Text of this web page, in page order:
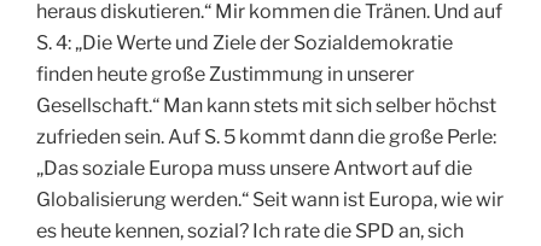
heraus diskutieren.“ Mir kommen die Tränen. Und auf
S. 4: „Die Werte und Ziele der Sozialdemokratie
finden heute große Zustimmung in unserer
Gesellschaft.“ Man kann stets mit sich selber höchst
zufrieden sein. Auf S. 5 kommt dann die große Perle:
„Das soziale Europa muss unsere Antwort auf die
Globalisierung werden.“ Seit wann ist Europa, wie wir
es heute kennen, sozial? Ich rate die SPD an, sich